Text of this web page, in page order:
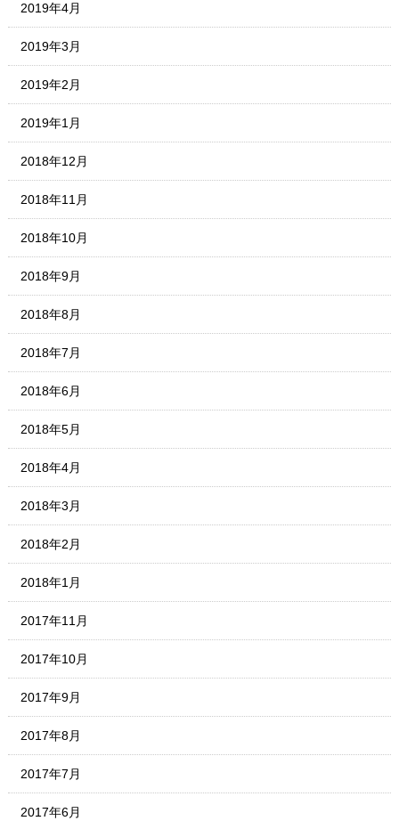
2019年4月
2019年3月
2019年2月
2019年1月
2018年12月
2018年11月
2018年10月
2018年9月
2018年8月
2018年7月
2018年6月
2018年5月
2018年4月
2018年3月
2018年2月
2018年1月
2017年11月
2017年10月
2017年9月
2017年8月
2017年7月
2017年6月